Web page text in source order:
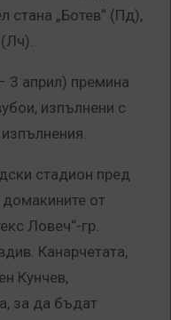
стана „Ботев“ (Пд),
3 април) премина
изпълнени с
стадион пред
домакините от
Ловеч“-гр.
Канарчетата,
Кунчев,
за да бъдат